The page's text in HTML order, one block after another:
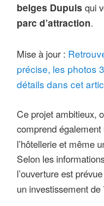
belges Dupuis qui
parc d’attraction.
Mise à jour :
précise, les photos
détails dans cet
Ce projet ambitieux,
comprend également
l’hôtellerie et même
Selon les
l’ouverture est
un investissement de